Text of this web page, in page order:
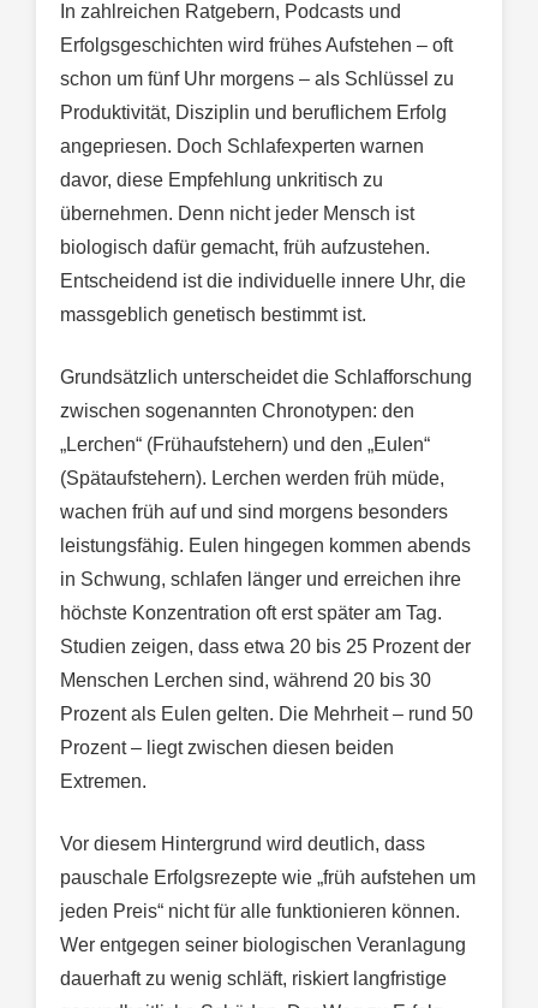
In zahlreichen Ratgebern, Podcasts und
Erfolgsgeschichten wird frühes Aufstehen – oft
schon um fünf Uhr morgens – als Schlüssel zu
Produktivität, Disziplin und beruflichem Erfolg
angepriesen. Doch Schlafexperten warnen
davor, diese Empfehlung unkritisch zu
übernehmen. Denn nicht jeder Mensch ist
biologisch dafür gemacht, früh aufzustehen.
Entscheidend ist die individuelle innere Uhr, die
massgeblich genetisch bestimmt ist.
Grundsätzlich unterscheidet die Schlafforschung
zwischen sogenannten Chronotypen: den
„Lerchen“ (Frühaufstehern) und den „Eulen“
(Spätaufstehern). Lerchen werden früh müde,
wachen früh auf und sind morgens besonders
leistungsfähig. Eulen hingegen kommen abends
in Schwung, schlafen länger und erreichen ihre
höchste Konzentration oft erst später am Tag.
Studien zeigen, dass etwa 20 bis 25 Prozent der
Menschen Lerchen sind, während 20 bis 30
Prozent als Eulen gelten. Die Mehrheit – rund 50
Prozent – liegt zwischen diesen beiden
Extremen.
Vor diesem Hintergrund wird deutlich, dass
pauschale Erfolgsrezepte wie „früh aufstehen um
jeden Preis“ nicht für alle funktionieren können.
Wer entgegen seiner biologischen Veranlagung
dauerhaft zu wenig schläft, riskiert langfristige